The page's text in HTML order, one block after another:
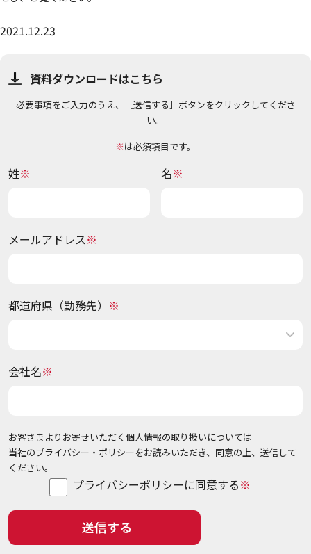
2021.12.23
資料ダウンロードはこちら
必要事項をご入力のうえ、［送信する］ボタンをクリックしてくださ
い。
※は必須項目です。
姓 名
メールアドレス
都道府県（勤務先）
会社名
お客さまよりお寄せいただく個人情報の取り扱いについては
当社のプライバシー・ポリシーをお読みいただき、同意の上、送信して
ください。
プライバシーポリシーに同意する